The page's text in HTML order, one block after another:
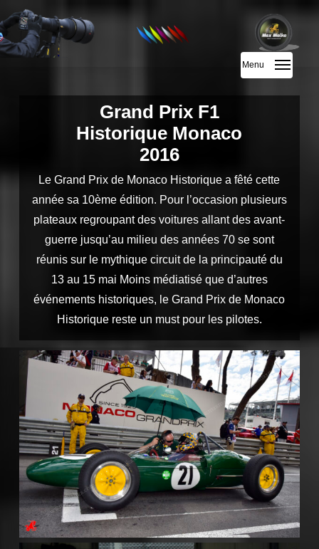
to
main
Menu
Grand Prix F1
Historique Monaco
2016
Le Grand Prix de Monaco Historique a fêté cette
année sa 10ème édition. Pour l’occasion plusieurs
plateaux regroupant des voitures allant des avant-
guerre jusqu’au milieu des années 70 se sont
réunis sur le mythique circuit de la principauté du
13 au 15 mai Moins médiatisé que d’autres
événements historiques, le Grand Prix de Monaco
Historique reste un must pour les pilotes.